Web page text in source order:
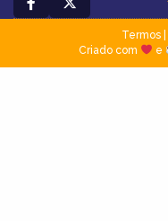
Termos|
Criado com
e